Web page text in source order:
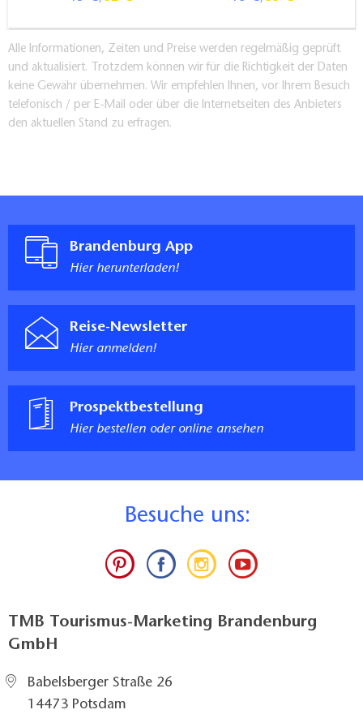
Durchgangsbreite der Tür zum Sanitärraum: 90 cm
Durchgangsbreite der schmalsten aller zu
benutzenden Türen, Flure und Durchgänge: 90 cm
Länge der Bewegungsfläche vor dem Waschtisch:
>150 cm
Tiefe der Unterfahrbarkeit des Waschtischs (in Höhe
Waschtisch
Länge der Bewegungsfläche vor dem WC-Becken:
>150 cm
Breite der Bewegungsfläche vor dem WC-Becken: 136
cm
Länge der Bewegungsfläche rechts neben dem WC-
Becken: 129 cm
Breite der Bewegungsfläche rechts neben dem WC-
Becken: 95 cm
Länge der Bewegungsfläche links neben dem WC-
Becken: >150 cm
Breite der Bewegungsfläche links neben dem WC-
Höhe (Oberkante) der Haltegriffe: 85 cm
Beckenvorderkante: 15 cm
Abstand der Haltegriffe voneinander: 70 cm
hochgeklappten Zustand arretierbar
Sitzhöhe des WC-Beckens (Oberkante WC-Brille): 47
cm
Notruf vorhanden
Alle Informationen, Zeiten und Preise werden regelmäßig geprüft
und aktualisiert. Trotzdem können wir für die Richtigkeit der Daten
keine Gewähr übernehmen. Wir empfehlen Ihnen, vor Ihrem Besuch
telefonisch / per E-Mail oder über die Internetseiten des Anbieters
den aktuellen Stand zu erfragen.
Brandenburg App
Hier herunterladen!
Reise-Newsletter
Hier anmelden!
Prospektbestellung
Hier bestellen oder online ansehen
Besuche uns:
TMB Tourismus-Marketing Brandenburg
GmbH
Babelsberger Straße 26
14473 Potsdam